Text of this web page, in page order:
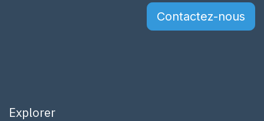
Contactez-nous
Explorer